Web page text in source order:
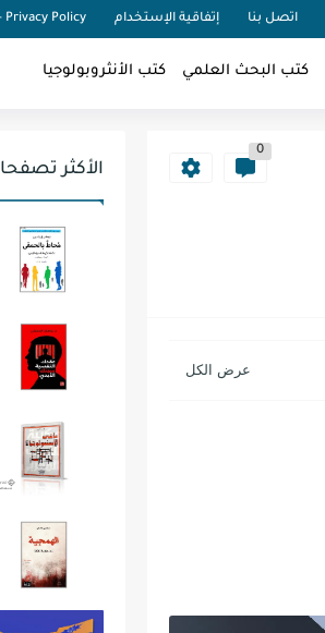
اتصل بنا إتفاقية الإستخدام Privacy Policy - سياسة الخصوصية
كتب البحث العلمي كتب الأنثروبولوجيا
0
الأكثر تصفحا